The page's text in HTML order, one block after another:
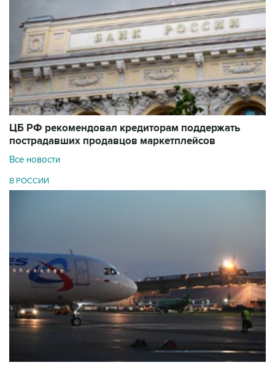
ЦБ РФ рекомендовал кредиторам поддержать
пострадавших продавцов маркетплейсов
Все новости
В РОССИИ